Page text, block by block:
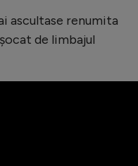
ascultase renumita
de limbajul